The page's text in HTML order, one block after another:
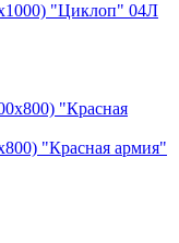
"Циклоп" 04Л
"Красная армия"